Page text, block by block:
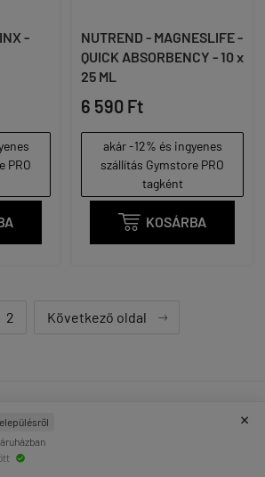
-
PRO
NUTREND - MAGNESLIFE -
QUICK ABSORBENCY - 10 x
25 ML
6 590 Ft
akár -12% és ingyenes
szállítás Gymstore PRO
tagként
 KOSÁRBA
2 Következő oldal 
TERMÉKÉRTÉKELÉSEK
×
